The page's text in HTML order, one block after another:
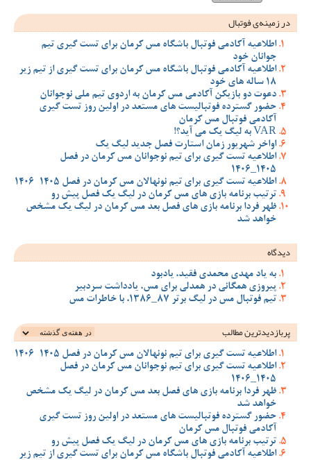
در زمینه‌ی فوتبال
اطلاعیه آکادمی فوتبال باشگاه مس کرمان برای تست گیری تیم
جوانان خود
اطلاعیه آکادمی فوتبال باشگاه مس کرمان برای تست گیری از تیم زیر
18 ساله های خود
دعوت دو بازیکن آکادمی مس کرمان به اردوی تیم ملی نوجوانان
حضور گسترده فوتبالیست های مستعد در اولین روز تست گیری
آکادمی فوتبال مس کرمان
VAR به لیگ یک می آید؟!
اواخر شهریور زمان استارت فصل جدید لیگ یک
اطلاعیه تست گیری برای تیم نوجوانان مس کرمان در فصل
1405_1406
اطلاعیه تست گیری برای تیم نونهالان مس کرمان در فصل 1405-1406
ترتیب برنامه بازی های مس کرمان در لیگ یک فصل پیش رو
ظهر فردا برنامه بازی های فصل بعد مس کرمان در لیگ یک مشخص
خواهد شد
دیدگاه
به یاد مهدی محمدی فقید، یادبود
پیروزی همگانی در همدلی برای مس، یادداشت سردبیر
تیم فوتبال مس در لیگ برتر 87_1386، با خاطرات مس
پربازدیدترین‌ مطالب
اطلاعیه تست گیری برای تیم نونهالان مس کرمان در فصل 1405-1406
اطلاعیه تست گیری برای تیم نوجوانان مس کرمان در فصل
1405_1406
ظهر فردا برنامه بازی های فصل بعد مس کرمان در لیگ یک مشخص
خواهد شد
حضور گسترده فوتبالیست های مستعد در اولین روز تست گیری
آکادمی فوتبال مس کرمان
ترتیب برنامه بازی های مس کرمان در لیگ یک فصل پیش رو
اطلاعیه آکادمی فوتبال باشگاه مس کرمان برای تست گیری از تیم زیر